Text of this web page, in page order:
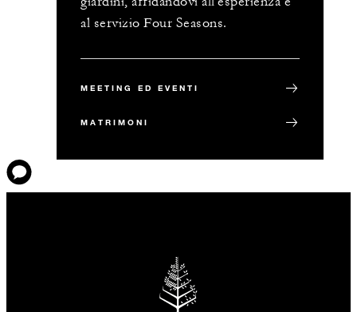
al servizio Four Seasons.
MEETING ED EVENTI
MATRIMONI